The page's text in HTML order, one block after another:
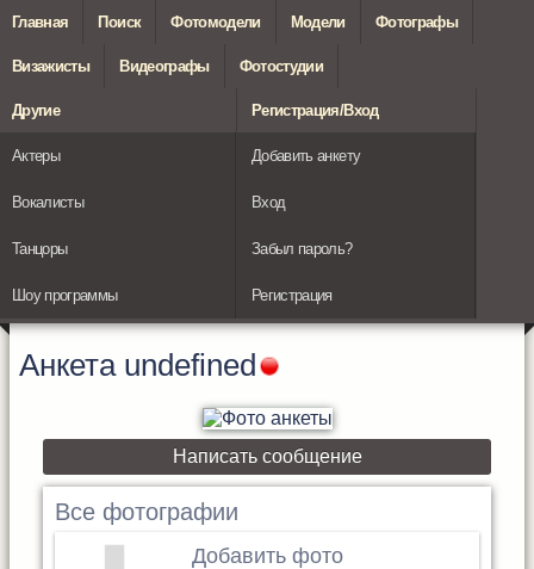
Главная Поиск Фотомодели Модели Фотографы
Визажисты Видеографы Фотостудии
Другие
Актеры
Вокалисты
Танцоры
Шоу программы
Регистрация/Вход
Добавить анкету
Вход
Забыл пароль?
Регистрация
Анкета undefined
Написать сообщение
Все фотографии
Добавить фото